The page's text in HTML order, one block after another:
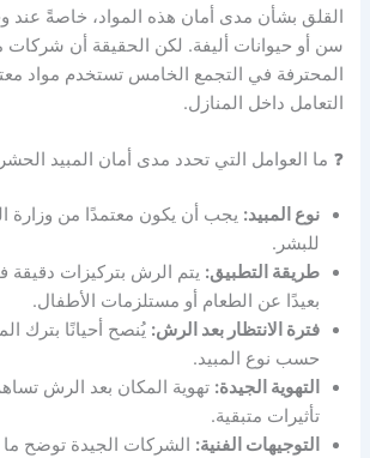
القلق بشأن مدى أمان هذه المواد، خاصةً عند
سن أو حيوانات أليفة. لكن الحقيقة أن شركات
المحترفة في التجمع الخامس تستخدم مواد
التعامل داخل المنازل.
❓ ما العوامل التي تحدد مدى أمان المبيد
نوع المبيد: يجب أن يكون معتمدًا من وزارة
للبشر.
طريقة التطبيق: يتم الرش بتركيزات
بعيدًا عن الطعام أو مستلزمات الأطفال.
فترة الانتظار بعد الرش: يُنصح أحيانًا بترك
حسب نوع المبيد.
التهوية الجيدة: تهوية المكان بعد الرش
تأثيرات متبقية.
التوجيهات الفنية: الشركات الجيدة توضح